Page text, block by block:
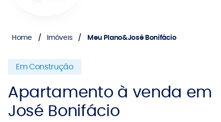
Home Imóveis Meu Plano&José Bonifácio
Em Construção
Apartamento à venda em
José Bonifácio